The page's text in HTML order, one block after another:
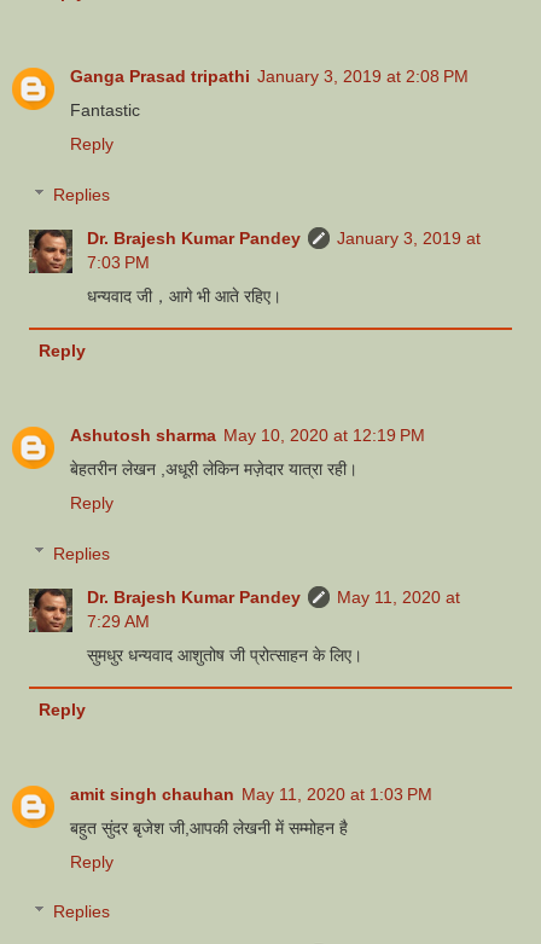
Ganga Prasad tripathi January 3, 2019 at 2:08 PM
Fantastic
Reply
Replies
Dr. Brajesh Kumar Pandey
January 3, 2019 at
7:03 PM
धन्यवाद जी，आगे भी आते रहिए।
Reply
Ashutosh sharma May 10, 2020 at 12:19 PM
बेहतरीन लेखन ,अधूरी लेकिन मज़ेदार यात्रा रही।
Reply
Replies
Dr. Brajesh Kumar Pandey
May 11, 2020 at
7:29 AM
सुमधुर धन्यवाद आशुतोष जी प्रोत्साहन के लिए।
Reply
amit singh chauhan May 11, 2020 at 1:03 PM
बहुत सुंदर बृजेश जी,आपकी लेखनी में सम्मोहन है
Reply
Replies